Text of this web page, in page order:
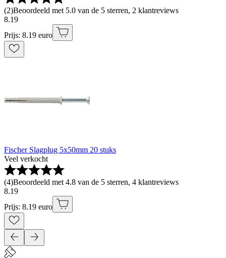
(2)Beoordeeld met 5.0 van de 5 sterren, 2 klantreviews
8.19
Prijs: 8.19 euro
Fischer Slagplug 5x50mm 20 stuks
Veel verkocht
(4)Beoordeeld met 4.8 van de 5 sterren, 4 klantreviews
8.19
Prijs: 8.19 euro